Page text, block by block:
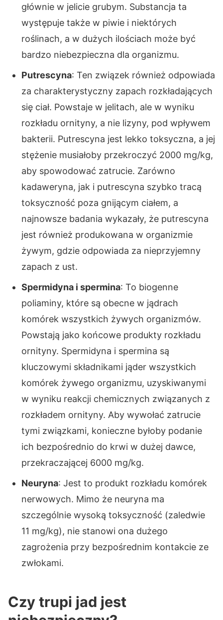
głównie w jelicie grubym. Substancja ta
występuje także w piwie i niektórych
roślinach, a w dużych ilościach może być
bardzo niebezpieczna dla organizmu.
Putrescyna: Ten związek również odpowiada
za charakterystyczny zapach rozkładających
się ciał. Powstaje w jelitach, ale w wyniku
rozkładu ornityny, a nie lizyny, pod wpływem
bakterii. Putrescyna jest lekko toksyczna, a jej
stężenie musiałoby przekroczyć 2000 mg/kg,
aby spowodować zatrucie. Zarówno
kadaweryna, jak i putrescyna szybko tracą
toksyczność poza gnijącym ciałem, a
najnowsze badania wykazały, że putrescyna
jest również produkowana w organizmie
żywym, gdzie odpowiada za nieprzyjemny
zapach z ust.
Spermidyna i spermina: To biogenne
poliaminy, które są obecne w jądrach
komórek wszystkich żywych organizmów.
Powstają jako końcowe produkty rozkładu
ornityny. Spermidyna i spermina są
kluczowymi składnikami jąder wszystkich
komórek żywego organizmu, uzyskiwanymi
w wyniku reakcji chemicznych związanych z
rozkładem ornityny. Aby wywołać zatrucie
tymi związkami, konieczne byłoby podanie
ich bezpośrednio do krwi w dużej dawce,
przekraczającej 6000 mg/kg.
Neuryna: Jest to produkt rozkładu komórek
nerwowych. Mimo że neuryna ma
szczególnie wysoką toksyczność (zaledwie
11 mg/kg), nie stanowi ona dużego
zagrożenia przy bezpośrednim kontakcie ze
zwłokami.
Czy trupi jad jest